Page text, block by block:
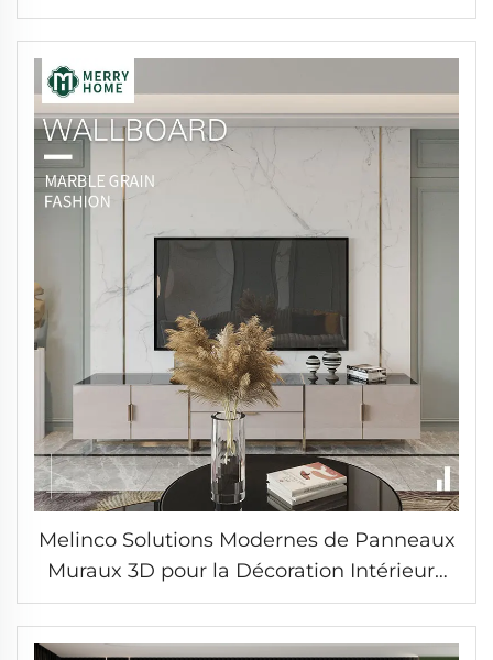
bois Installation Fine Rainures pour sol
Extérieur
Melinco Solutions Modernes de Panneaux
Muraux 3D pour la Décoration Intérieure
de Villa Hôtelière, Ensemble de Murs en
Plaque de Marbre